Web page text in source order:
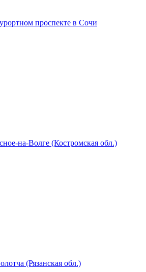
проспекте в Сочи
на-Волге (Костромская обл.)
(Рязанская обл.)